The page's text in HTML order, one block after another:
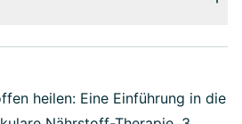
heilen: Eine Einführung in die